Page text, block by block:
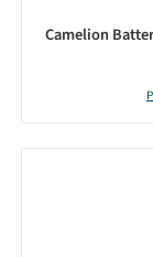
Camelion